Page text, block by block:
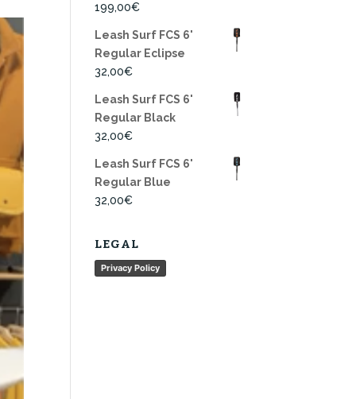
199,00€
Leash Surf FCS 6'
Regular Eclipse
32,00€
Leash Surf FCS 6'
Regular Black
32,00€
Leash Surf FCS 6'
Regular Blue
32,00€
LEGAL
Privacy Policy